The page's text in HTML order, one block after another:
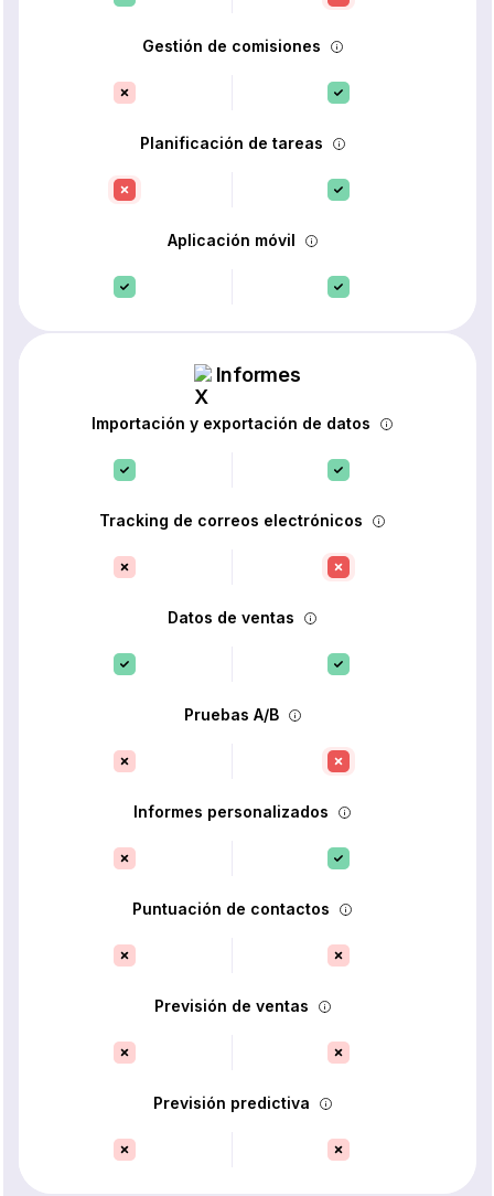
Gestión de comisiones
Planificación de tareas
Aplicación móvil
Informes
Importación y exportación de datos
Tracking de correos electrónicos
Datos de ventas
Pruebas A/B
Informes personalizados
Puntuación de contactos
Previsión de ventas
Previsión predictiva